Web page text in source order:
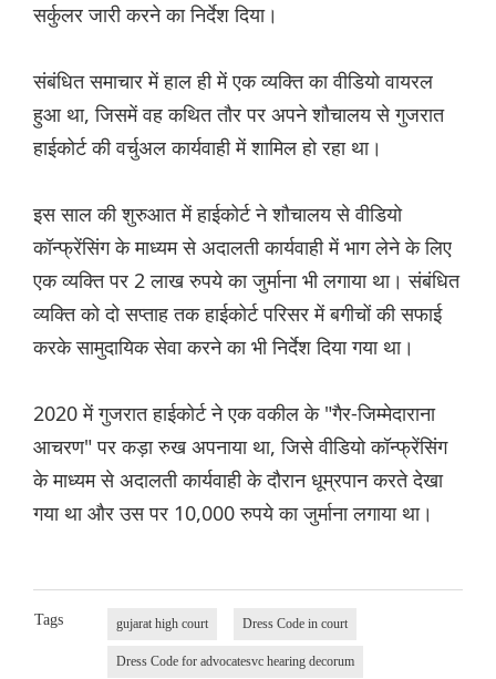
सर्कुलर जारी करने का निर्देश दिया।
संबंधित समाचार में हाल ही में एक व्यक्ति का वीडियो वायरल
हुआ था, जिसमें वह कथित तौर पर अपने शौचालय से गुजरात
हाईकोर्ट की वर्चुअल कार्यवाही में शामिल हो रहा था।
इस साल की शुरुआत में हाईकोर्ट ने शौचालय से वीडियो
कॉन्फ्रेंसिंग के माध्यम से अदालती कार्यवाही में भाग लेने के लिए
एक व्यक्ति पर 2 लाख रुपये का जुर्माना भी लगाया था। संबंधित
व्यक्ति को दो सप्ताह तक हाईकोर्ट परिसर में बगीचों की सफाई
करके सामुदायिक सेवा करने का भी निर्देश दिया गया था।
2020 में गुजरात हाईकोर्ट ने एक वकील के "गैर-जिम्मेदाराना
आचरण" पर कड़ा रुख अपनाया था, जिसे वीडियो कॉन्फ्रेंसिंग
के माध्यम से अदालती कार्यवाही के दौरान धूम्रपान करते देखा
गया था और उस पर 10,000 रुपये का जुर्माना लगाया था।
Tags gujarat high court Dress Code in court
Dress Code for advocatesvc hearing decorum